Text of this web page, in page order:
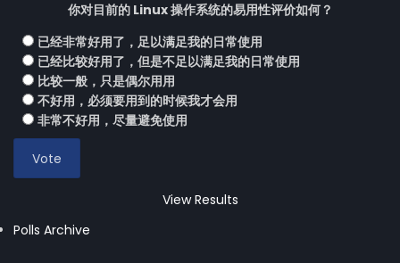
你对目前的 Linux 操作系统的易用性评价如何？
已经非常好用了，足以满足我的日常使用
已经比较好用了，但是不足以满足我的日常使用
比较一般，只是偶尔用用
不好用，必须要用到的时候我才会用
非常不好用，尽量避免使用
View Results
Polls Archive